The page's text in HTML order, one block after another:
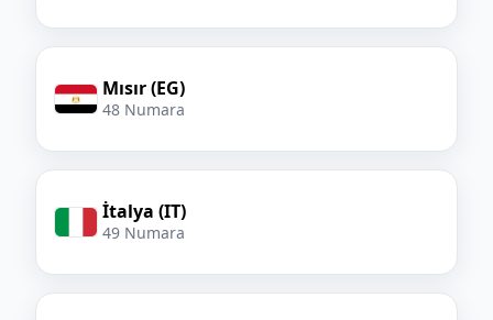
Mısır (EG)
48 Numara
İtalya (IT)
49 Numara